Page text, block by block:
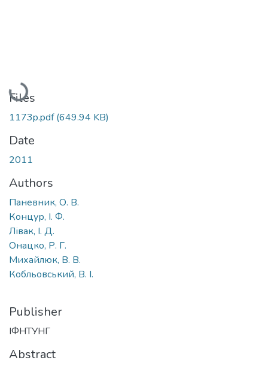
Loading...
Files
1173p.pdf(649.94 KB)
Date
2011
Authors
Паневник, О. В.
Концур, І. Ф.
Лівак, І. Д.
Онацко, Р. Г.
Михайлюк, В. В.
Кобльовський, В. І.
Publisher
ІФНТУНГ
Abstract